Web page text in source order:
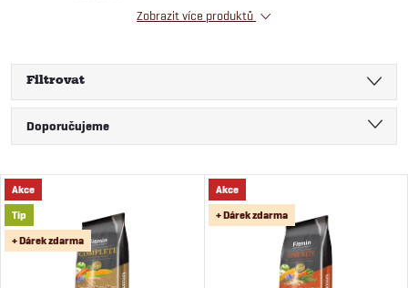
Zobrazit více produktů
Filtrovat
Ř
a
z
e
Doporučujeme
Nejdražší
Nejprodávanější
Abecedně
V
ý
Akce
Tip
+ Dárek zdarma
Akce
+ Dárek zdarma